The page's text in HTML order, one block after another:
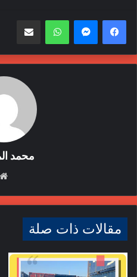
واتساب
محمد
مقالات ذات صلة